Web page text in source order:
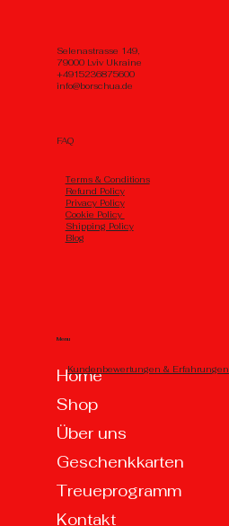
Selenastrasse 149,
79000 Lviv Ukraine
+4915236875600
info@borschua.de
Menu
Home
Shop
Über uns
Geschenkkarten
Treueprogramm
Kontakt
FAQ
Тerms & Conditions
Refund Policy
Privacy Policy
Cookie Policy
Shipping Policy
Blog
Kundenbewertungen & Erfahrungen